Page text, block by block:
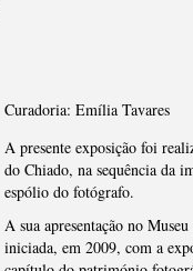
Curadoria: Emília Tavares
A presente exposição foi
do Chiado, na sequência da
espólio do fotógrafo.
A sua apresentação no
iniciada, em 2009, com a